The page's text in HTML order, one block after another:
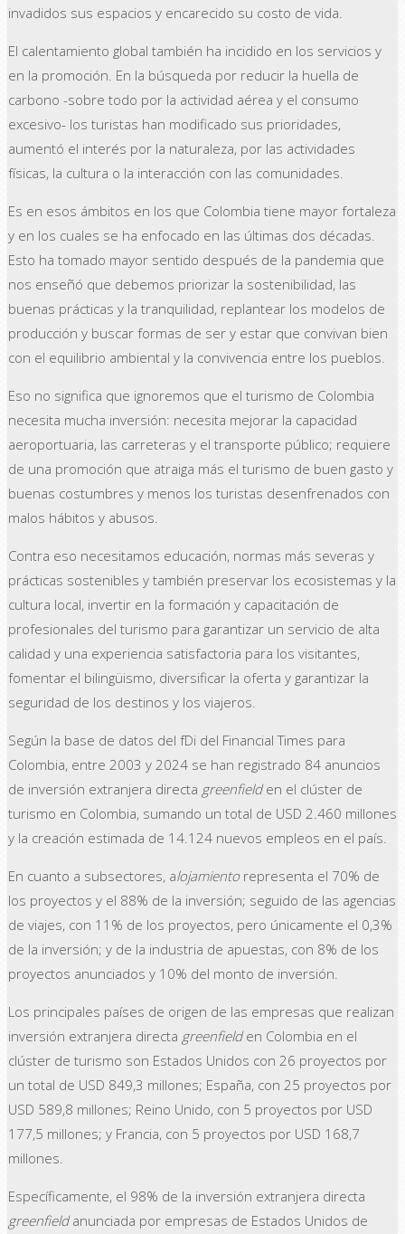
invadidos sus espacios y encarecido su costo de vida.
El calentamiento global también ha incidido en los servicios y
en la promoción. En la búsqueda por reducir la huella de
carbono -sobre todo por la actividad aérea y el consumo
excesivo- los turistas han modificado sus prioridades,
aumentó el interés por la naturaleza, por las actividades
físicas, la cultura o la interacción con las comunidades.
Es en esos ámbitos en los que Colombia tiene mayor fortaleza
y en los cuales se ha enfocado en las últimas dos décadas.
Esto ha tomado mayor sentido después de la pandemia que
nos enseñó que debemos priorizar la sostenibilidad, las
buenas prácticas y la tranquilidad, replantear los modelos de
producción y buscar formas de ser y estar que convivan bien
con el equilibrio ambiental y la convivencia entre los pueblos.
Eso no significa que ignoremos que el turismo de Colombia
necesita mucha inversión: necesita mejorar la capacidad
aeroportuaria, las carreteras y el transporte público; requiere
de una promoción que atraiga más el turismo de buen gasto y
buenas costumbres y menos los turistas desenfrenados con
malos hábitos y abusos.
Contra eso necesitamos educación, normas más severas y
prácticas sostenibles y también preservar los ecosistemas y la
cultura local, invertir en la formación y capacitación de
profesionales del turismo para garantizar un servicio de alta
calidad y una experiencia satisfactoria para los visitantes,
fomentar el bilingüismo, diversificar la oferta y garantizar la
seguridad de los destinos y los viajeros.
Según la base de datos del fDi del Financial Times para
Colombia, entre 2003 y 2024 se han registrado 84 anuncios
de inversión extranjera directa greenfielden el clúster de
turismo en Colombia, sumando un total de USD 2.460 millones
y la creación estimada de 14.124 nuevos empleos en el país.
En cuanto a subsectores, alojamiento representa el 70% de
los proyectos y el 88% de la inversión; seguido de las agencias
de viajes, con 11% de los proyectos, pero únicamente el 0,3%
de la inversión; y de la industria de apuestas, con 8% de los
proyectos anunciados y 10% del monto de inversión.
Los principales países de origen de las empresas que realizan
inversión extranjera directa greenfielden Colombia en el
clúster de turismo son Estados Unidos con 26 proyectos por
un total de USD 849,3 millones; España, con 25 proyectos por
USD 589,8 millones; Reino Unido, con 5 proyectos por USD
177,5 millones; y Francia, con 5 proyectos por USD 168,7
millones.
Específicamente, el 98% de la inversión extranjera directa
greenfieldanunciada por empresas de Estados Unidos de